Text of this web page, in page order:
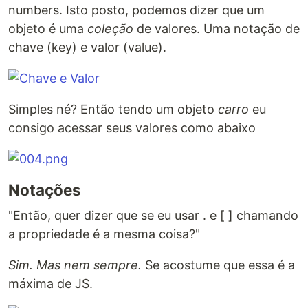
numbers. Isto posto, podemos dizer que um
objeto é uma coleção de valores. Uma notação de
chave (key) e valor (value).
Simples né? Então tendo um objeto carro eu
consigo acessar seus valores como abaixo
Notações
"Então, quer dizer que se eu usar . e [ ] chamando
a propriedade é a mesma coisa?"
Sim. Mas nem sempre. Se acostume que essa é a
máxima de JS.